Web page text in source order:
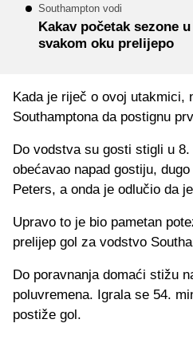
Southampton vodi
Kakav početak sezone
svakom oku prelijepo
Kada je riječ o ovoj utakmici,
Southamptona da postignu
Do vodstva su gosti stigli u
obećavao napad gostiju,
Peters, a onda je odlučio da
Upravo to je bio pametan
prelijep gol za vodstvo
Do poravnanja domaći stižu
poluvremena. Igrala se 54.
postiže gol.